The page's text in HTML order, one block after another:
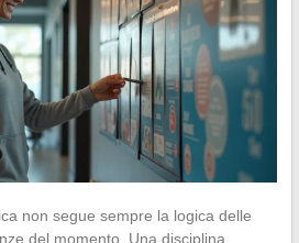
non segue sempre la logica delle
del momento. Una disciplina